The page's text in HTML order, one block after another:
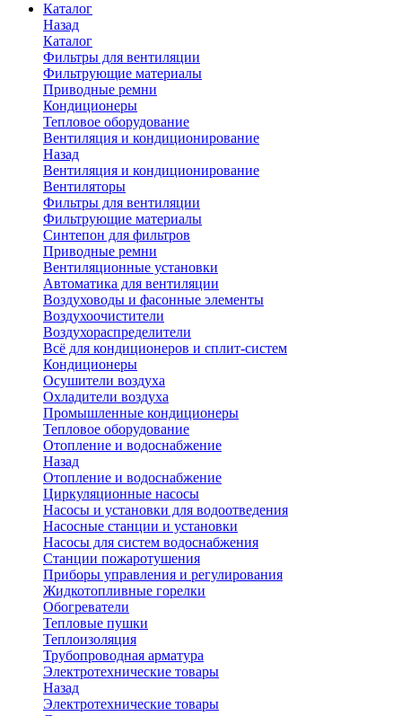
Каталог
Назад
Каталог
Фильтры для вентиляции
Фильтрующие материалы
Приводные ремни
Кондиционеры
Тепловое оборудование
Вентиляция и кондиционирование
Назад
Вентиляция и кондиционирование
Вентиляторы
Фильтры для вентиляции
Фильтрующие материалы
Синтепон для фильтров
Приводные ремни
Вентиляционные установки
Автоматика для вентиляции
Воздуховоды и фасонные элементы
Воздухоочистители
Воздухораспределители
Всё для кондиционеров и сплит-систем
Кондиционеры
Осушители воздуха
Охладители воздуха
Промышленные кондиционеры
Тепловое оборудование
Отопление и водоснабжение
Назад
Отопление и водоснабжение
Циркуляционные насосы
Насосы и установки для водоотведения
Насосные станции и установки
Насосы для систем водоснабжения
Станции пожаротушения
Приборы управления и регулирования
Жидкотопливные горелки
Обогреватели
Тепловые пушки
Теплоизоляция
Трубопроводная арматура
Электротехнические товары
Назад
Электротехнические товары